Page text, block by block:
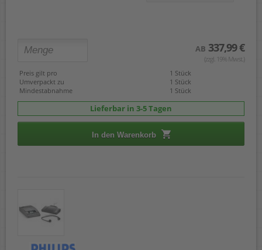
AB 337,99 €
(zzgl. 19% Mwst.)
Preis gilt pro
1 Stück
Umverpackt zu
1 Stück
Mindestabnahme
1 Stück
Lieferbar in 3-5 Tagen
In den Warenkorb